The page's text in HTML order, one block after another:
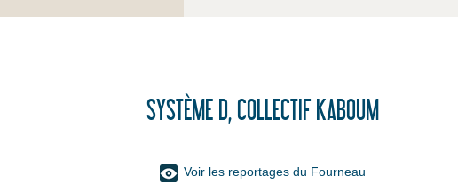
SYSTÈME D, COLLECTIF KABOUM
Voir les reportages du Fourneau